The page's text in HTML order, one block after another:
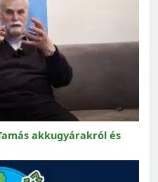
akkugyárakról és